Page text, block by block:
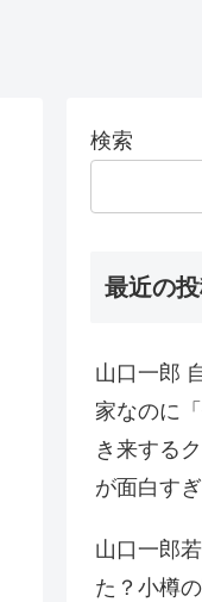
検索
最近の
山口一郎
家なのに
き来する
が面白す
山口一郎
た？小樽